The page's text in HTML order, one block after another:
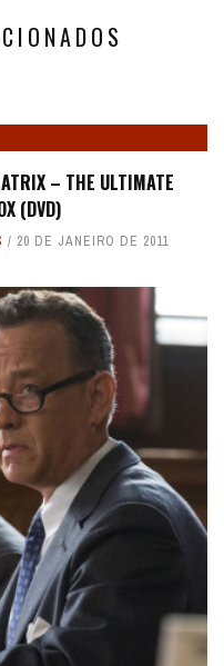
– THE ULTIMATE
(DVD)
20 DE JANEIRO DE 2011